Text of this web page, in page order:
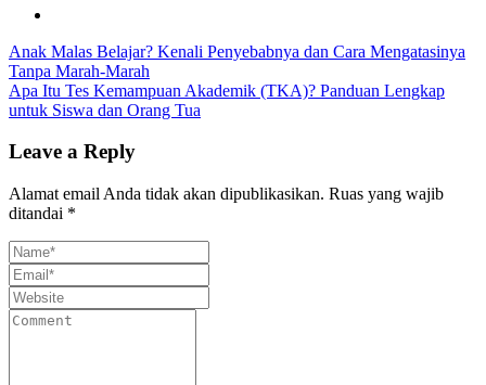
Anak Malas Belajar? Kenali Penyebabnya dan Cara Mengatasinya
Tanpa Marah-Marah
Apa Itu Tes Kemampuan Akademik (TKA)? Panduan Lengkap
untuk Siswa dan Orang Tua
Leave a Reply
Alamat email Anda tidak akan dipublikasikan. Ruas yang wajib
ditandai *